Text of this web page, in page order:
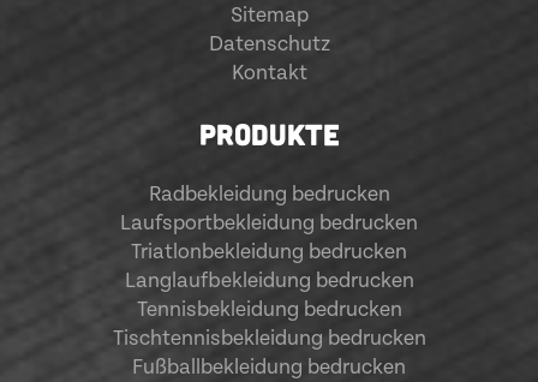
Sitemap
Datenschutz
Kontakt
PRODUKTE
Radbekleidung bedrucken
Laufsportbekleidung bedrucken
Triatlonbekleidung bedrucken
Langlaufbekleidung bedrucken
Tennisbekleidung bedrucken
Tischtennisbekleidung bedrucken
Fußballbekleidung bedrucken